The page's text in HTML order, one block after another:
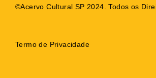
©Acervo Cultural SP 2024. Todos os
Termo de Privacidade